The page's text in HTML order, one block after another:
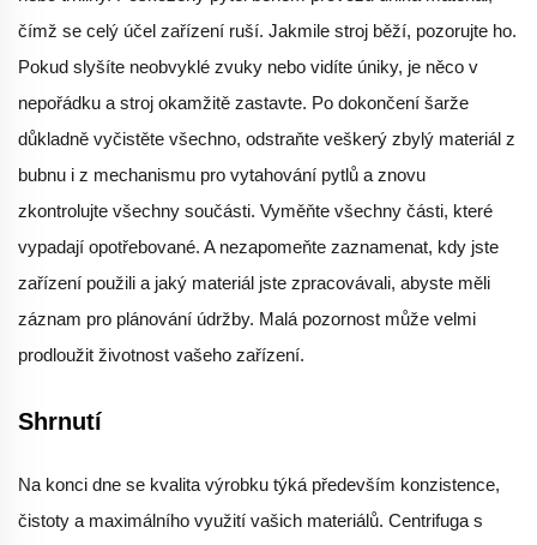
čímž se celý účel zařízení ruší. Jakmile stroj běží, pozorujte ho.
Pokud slyšíte neobvyklé zvuky nebo vidíte úniky, je něco v
nepořádku a stroj okamžitě zastavte. Po dokončení šarže
důkladně vyčistěte všechno, odstraňte veškerý zbylý materiál z
bubnu i z mechanismu pro vytahování pytlů a znovu
zkontrolujte všechny součásti. Vyměňte všechny části, které
vypadají opotřebované. A nezapomeňte zaznamenat, kdy jste
zařízení použili a jaký materiál jste zpracovávali, abyste měli
záznam pro plánování údržby. Malá pozornost může velmi
prodloužit životnost vašeho zařízení.
Shrnutí
Na konci dne se kvalita výrobku týká především konzistence,
čistoty a maximálního využití vašich materiálů. Centrifuga s